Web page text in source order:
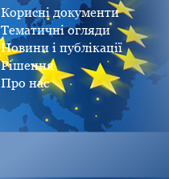
Корисні документи
Тематичні огляди
Новини і публікації
Рішення
Про нас